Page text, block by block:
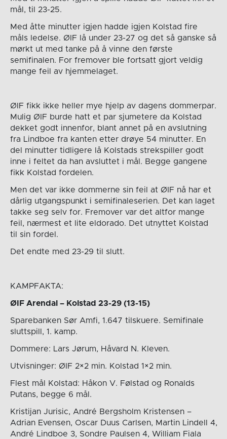
mål, til 23-25.
Med åtte minutter igjen hadde igjen Kolstad fire
måls ledelse. ØIF lå under 23-27 og det så ganske så
mørkt ut med tanke på å vinne den første
semifinalen. For fremover ble fortsatt gjort veldig
mange feil av hjemmelaget.
ØIF fikk ikke heller mye hjelp av dagens dommerpar.
Mulig ØIF burde hatt et par sjumetere da Kolstad
dekket godt innenfor, blant annet på en avslutning
fra Lindboe fra kanten etter drøye 54 minutter. En
del minutter tidligere lå Kolstads strekspiller godt
inne i feltet da han avsluttet i mål. Begge gangene
fikk Kolstad fordelen.
Men det var ikke dommerne sin feil at ØIF nå har et
dårlig utgangspunkt i semifinaleserien. Det kan laget
takke seg selv for. Fremover var det altfor mange
feil, nærmest et lite eldorado. Det utnyttet Kolstad
til sin fordel.
Det endte med 23-29 til slutt.
KAMPFAKTA:
ØIF Arendal – Kolstad 23-29 (13-15)
Sparebanken Sør Amfi, 1.647 tilskuere. Semifinale
sluttspill, 1. kamp.
Dommere: Lars Jørum, Håvard N. Kleven.
Utvisninger: ØIF 2×2 min. Kolstad 1×2 min.
Flest mål Kolstad: Håkon V. Følstad og Ronalds
Putans, begge 6 mål.
Kristijan Jurisic, André Bergsholm Kristensen –
Adrian Evensen, Oscar Duus Carlsen, Martin Lindell 4,
André Lindboe 3, Sondre Paulsen 4, William Fiala